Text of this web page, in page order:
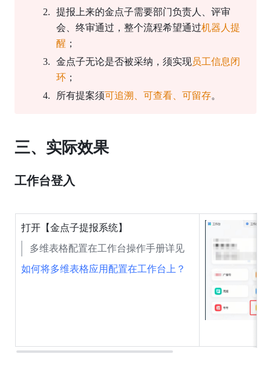
提报上来的金点子需要部门负责人、评审
会、终审通过，整个流程希望通过机器人提
醒 ；
金点子无论是否被采纳，须实现员工信息闭
环；
所有提案须可追溯、可查看、可留存。
三、实际效果
工作台登入
打开【金点子提报系统】
多维表格配置在工作台操作手册详见
如何将多维表格应用配置在工作台上？